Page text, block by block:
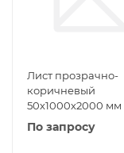
Лист прозрачно-
коричневый
50х1000х2000 мм
ГОСТ 32415-2013
По запросу